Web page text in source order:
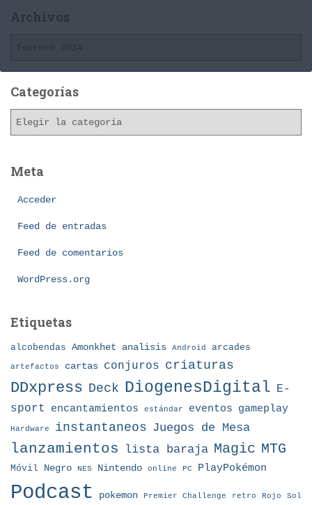
Archivos
c
h
o
Categorías
g
Meta
Acceder
Feed de entradas
Feed de comentarios
WordPress.org
Etiquetas
alcobendas Amonkhet analisis Android arcades
artefactos cartas conjuros criaturas
DDxpress Deck DiogenesDigital E-
sport
encantamientos estándar eventos gameplay
Hardware instantaneos Juegos de Mesa
lanzamientos lista baraja Magic MTG
Móvil Negro NES Nintendo online PC PlayPokémon
Podcast pokemon Premier Challenge retro Rojo Sol